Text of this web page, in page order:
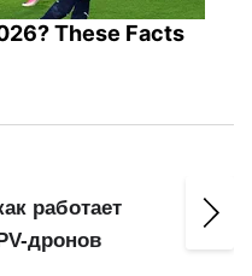
These Facts
работает
дронов